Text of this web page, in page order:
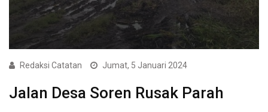
Redaksi Catatan Jumat, 5 Januari 2024
Jalan Desa Soren Rusak Parah